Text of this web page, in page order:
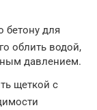
бетону для
облить водой,
давлением.
щеткой с